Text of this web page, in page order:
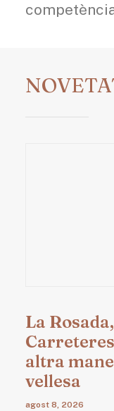
La
altra
vellesa
agost 8, 2026